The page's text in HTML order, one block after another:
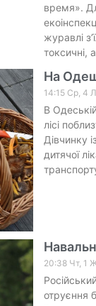
время».
журавлі
токсичні, а
На
14:15 Ср, 4
В
лісі
Дівчинку
дитячої
20:38 Чт, 1
отруєння